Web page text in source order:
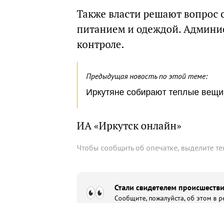
Также власти решают
питанием и одеждой.
контроле.
Предыдущая новость по этой теме:
Иркутяне собирают теплые
ИА «Иркутск онлайн»
Чтобы сообщить об опечатке, выделите
Стали свидетелем
Сообщите, пожалуйста, об этом в